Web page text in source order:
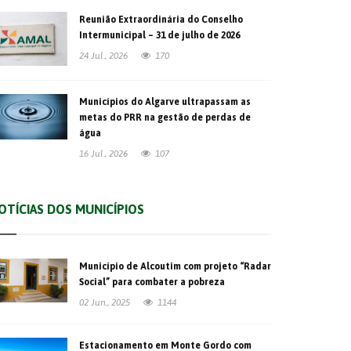
Reunião Extraordinária do Conselho
Intermunicipal – 31 de julho de 2026
24 Jul., 2026
170
Municípios do Algarve ultrapassam as
metas do PRR na gestão de perdas de
água
16 Jul., 2026
107
DOS MUNICÍPIOS
Município de Alcoutim com projeto “Radar
Social” para combater a pobreza
02 Jun., 2025
1144
Estacionamento em Monte Gordo com